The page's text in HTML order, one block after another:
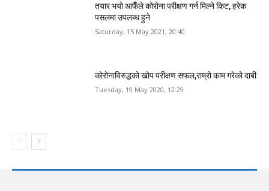
तयार भयो आफैँले कोरोना परीक्षण गर्न मिल्ने किट, हरेक
पसलमा उपलब्ध हुने
Saturday, 15 May 2021, 20:40
कोरोनाविरुद्धको खोप परीक्षण सफल,राम्रो काम गरेको दाबी
Tuesday, 19 May 2020, 12:29